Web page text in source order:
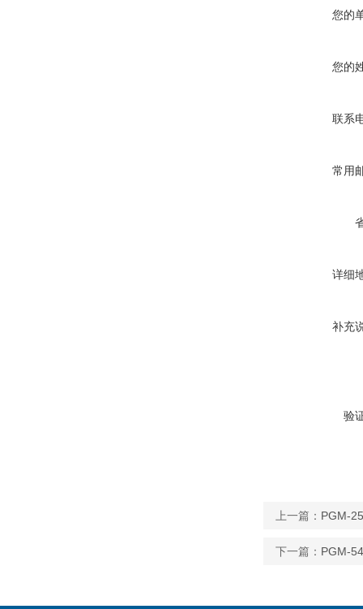
您的
您的
联系
常用
详细
补充
验
上一篇： PGM-
下一篇： PGM-